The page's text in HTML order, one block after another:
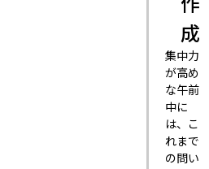
成
集中力
が高め
な午前
中に
は、こ
れまで
の問い